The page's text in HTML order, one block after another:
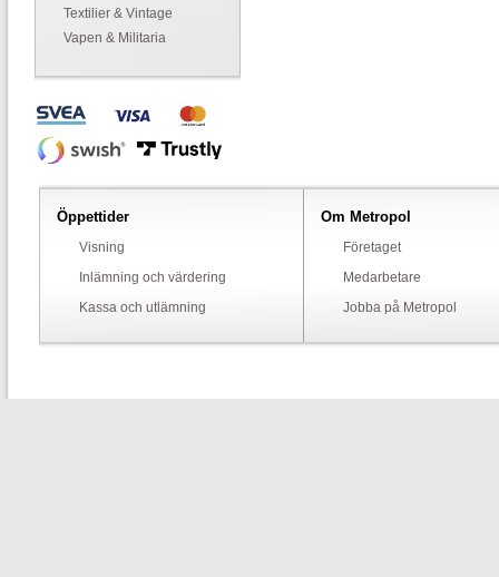
Textilier & Vintage
Vapen & Militaria
Öppettider
Visning
Inlämning och värdering
Kassa och utlämning
Om Metropol
Företaget
Medarbetare
Jobba på Metropol